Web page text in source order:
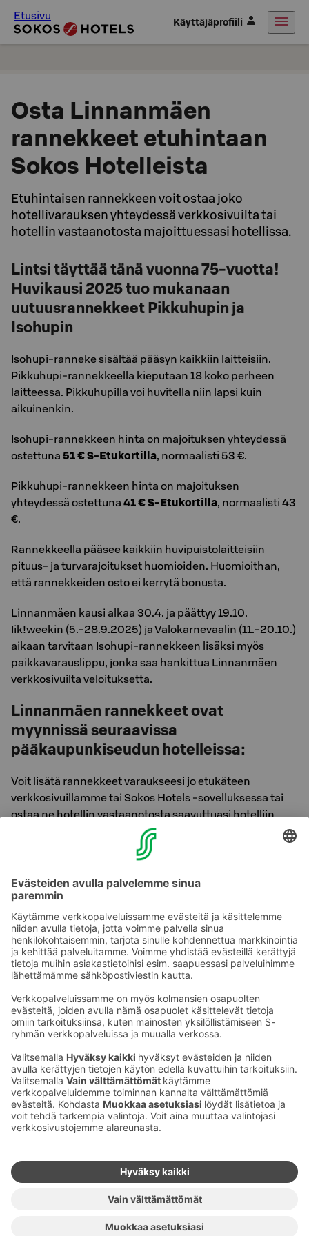
Etusivu Käyttäjäprofiili
Osta Linnanmäen
rannekkeet etuhintaan
Sokos Hotelleista
Etuhintaisen rannekkeen voit ostaa joko
hotellivarauksen yhteydessä verkkosivuilta tai
hotellin vastaanotosta majoittuessasi hotellissa.
Lintsi täyttää tänä vuonna 75-vuotta!
Huvikausi 2025 tuo mukanaan
uutuusrannekkeet Pikkuhupin ja
Isohupin
Isohupi-ranneke sisältää pääsyn kaikkiin laitteisiin.
Pikkuhupi-rannekkeella kieputaan 18 koko perheen
laitteessa. Pikkuhupilla voi huvitella niin lapsi kuin
aikuinenkin.
Isohupi-rannekkeen hinta on majoituksen yhteydessä
ostettuna 51 € S-Etukortilla, normaalisti 53 €.
Pikkuhupi-rannekkeen hinta on majoituksen
yhteydessä ostettuna 41 € S-Etukortilla, normaalisti 43
€.
Rannekkeella pääsee kaikkiin huvipuistolaitteisiin
pituus- ja turvarajoitukset huomioiden. Huomioithan,
että rannekkeiden osto ei kerrytä bonusta.
Linnanmäen kausi alkaa 30.4. ja päättyy 19.10.
Iik!weekin (5.-28.9.2025) ja Valokarnevaalin (11.-20.10.)
aikaan tarvitaan Isohupi-rannekkeen lisäksi myös
paikkavarauslippu, jonka saa hankittua Linnanmäen
verkkosivuilta veloituksetta.
Linnanmäen rannekkeet ovat
myynnissä seuraavissa
pääkaupunkiseudun hotelleissa:
Voit lisätä rannekkeet varaukseesi jo etukäteen
verkkosivuillamme tai Sokos Hotels -sovelluksessa tai
ostaa ne hotellin vastaanotosta saavuttuasi hotelliin.
Break Sokos Hotel Flamingo
Original Sokos Hotel Tripla
Original Sokos Hotel Presidentti
Original Sokos Hotel Vaakuna
Original Sokos Hotel Vantaa
Solo Sokos Hotel Helsinki
Ota yhteyttä
Hotellien yhteystiedot
Asiakaspalvelun yhteystiedot›
Palaute
Anna palautetta
Sokos Hotels uutiskirje
Tilaa uutiskirje
Saat Sokos Hotellien uusimmat
edut ja uutiset sähköpostiisi
kuukausittain.
Palkinnot ja sertifikaatit
Sokos Hotels somessa
Sokos Hotels
Facebookissa
Sokos Hotels
Sokos
Hotels
Sokos
Hotels